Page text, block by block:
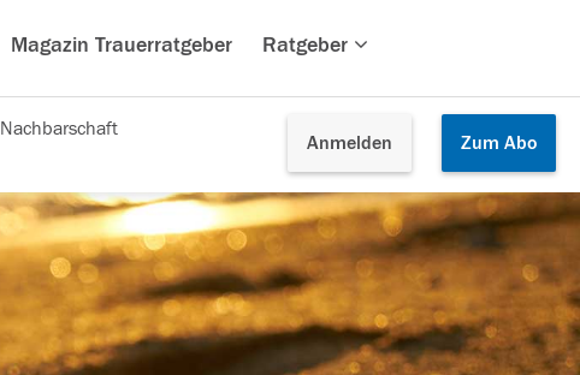
Magazin Trauerratgeber Ratgeber
Anmelden Zum Abo
Nachbarschaft